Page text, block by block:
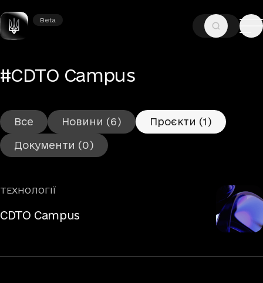
Beta
Beta
ГОЛОВНА—ТЕГИ
#CDTO Campus– Проєкти
Все Новини (6) Проєкти (1)
Документи (0)
Рубрики
ТЕХНОЛОГІЇ
CDTO Campus